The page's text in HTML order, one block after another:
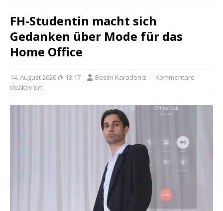
FH-Studentin macht sich
Gedanken über Mode für das
Home Office
14. August 2020 @ 13:17 Besim Karadeniz
Kommentare
deaktiviert